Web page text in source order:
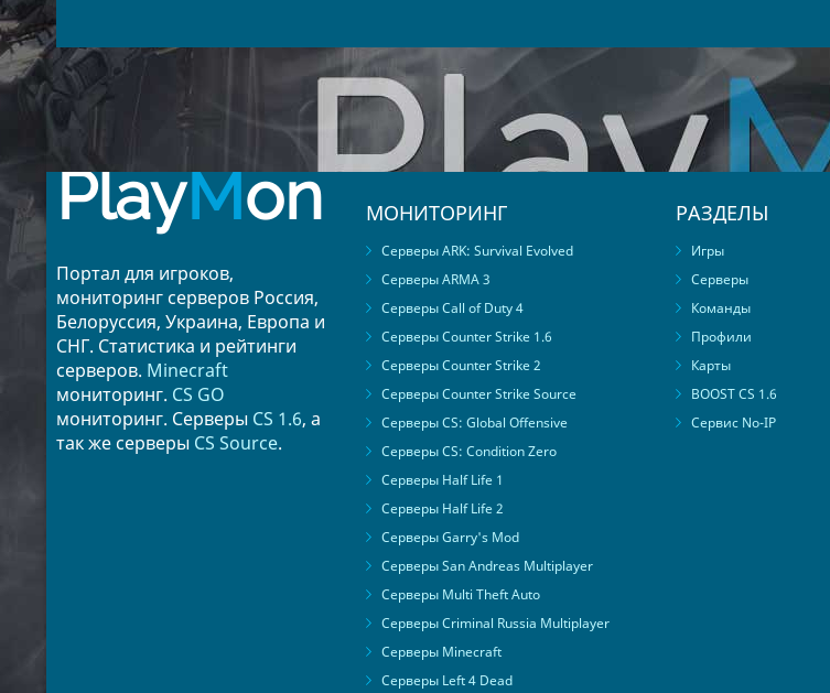
PlayMon
Портал для игроков,
мониторинг серверов Россия,
Белоруссия, Украина, Европа и
СНГ. Статистика и рейтинги
серверов. Minecraft
мониторинг. CS GO
мониторинг. Серверы CS 1.6, а
так же серверы CS Source.
МОНИТОРИНГ
Серверы ARK: Survival Evolved
Серверы ARMA 3
Серверы Call of Duty 4
Серверы Counter Strike 1.6
Серверы Counter Strike 2
Серверы Counter Strike Source
Серверы CS: Global Offensive
Серверы CS: Condition Zero
Серверы Half Life 1
Серверы Half Life 2
Серверы Garry's Mod
Серверы San Andreas Multiplayer
Серверы Multi Theft Auto
Серверы Criminal Russia Multiplayer
Серверы Minecraft
Серверы Left 4 Dead
РАЗДЕЛЫ
Игры
Серверы
Команды
Профили
Карты
BOOST CS 1.6
Сервис No-IP